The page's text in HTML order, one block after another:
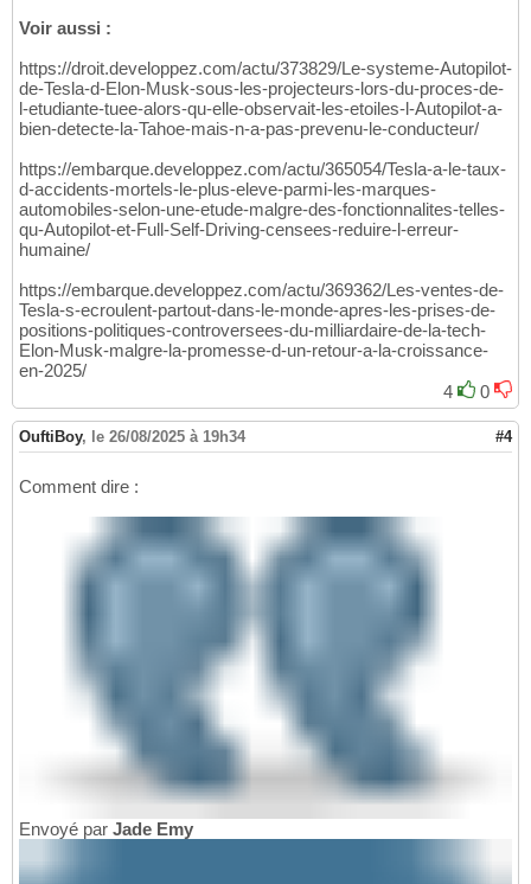
Voir aussi :
https://droit.developpez.com/actu/373829/Le-systeme-Autopilot-
de-Tesla-d-Elon-Musk-sous-les-projecteurs-lors-du-proces-de-
l-etudiante-tuee-alors-qu-elle-observait-les-etoiles-l-Autopilot-a-
bien-detecte-la-Tahoe-mais-n-a-pas-prevenu-le-conducteur/
https://embarque.developpez.com/actu/365054/Tesla-a-le-taux-
d-accidents-mortels-le-plus-eleve-parmi-les-marques-
automobiles-selon-une-etude-malgre-des-fonctionnalites-telles-
qu-Autopilot-et-Full-Self-Driving-censees-reduire-l-erreur-
humaine/
https://embarque.developpez.com/actu/369362/Les-ventes-de-
Tesla-s-ecroulent-partout-dans-le-monde-apres-les-prises-de-
positions-politiques-controversees-du-milliardaire-de-la-tech-
Elon-Musk-malgre-la-promesse-d-un-retour-a-la-croissance-
en-2025/
4
0
OuftiBoy, le 26/08/2025 à 19h34 #4
Comment dire :
Envoyé par Jade Emy